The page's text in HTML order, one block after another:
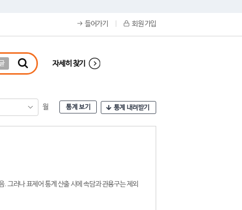
들어가기 회원 가입
자세히 찾기
월 통계 보기 통계 내려받기
그러나 표제어 통계 산출 시에 속담과 관용구는 제외